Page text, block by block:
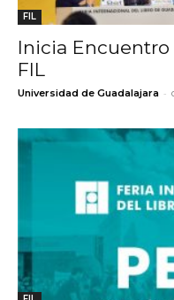
FIL
Inicia
FIL
Universidad de Guadalajara -